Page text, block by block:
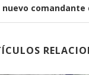
nuevo comandante